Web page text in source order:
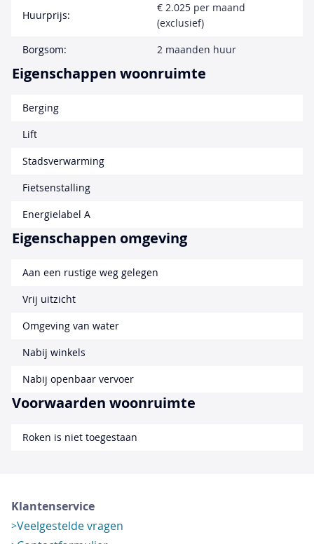
Huurprijs:
€ 2.025 per maand
(exclusief)
Borgsom:
2 maanden huur
Eigenschappen woonruimte
Berging
Lift
Stadsverwarming
Fietsenstalling
Energielabel A
Eigenschappen omgeving
Aan een rustige weg gelegen
Vrij uitzicht
Omgeving van water
Nabij winkels
Nabij openbaar vervoer
Voorwaarden woonruimte
Roken is niet toegestaan
Klantenservice
Veelgestelde vragen